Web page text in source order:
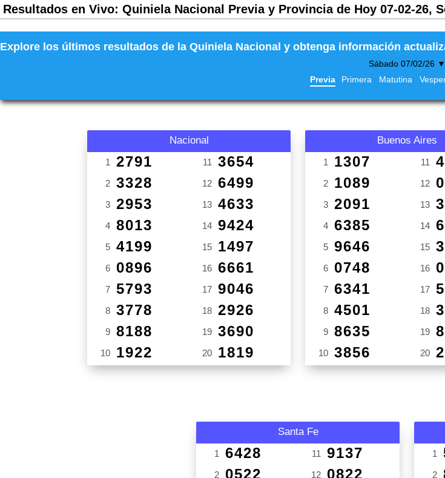
Resultados en Vivo: Quiniela Nacional Previa y Provincia de Hoy 07-02-26,
Explore los últimos resultados de la Quiniela Nacional y obtenga información
Sábado 07/02/26 ▼
Previa
Primera Matutina
Nacional
1 2791
2 3328
3 2953
4 8013
5 4199
6 0896
7 5793
8 3778
9 8188
10 1922
11 3654
12 6499
13 4633
14 9424
15 1497
16 6661
17 9046
18 2926
19 3690
20 1819
Buenos Aires
1 1307
2 1089
3 2091
4 6385
5 9646
6 0748
7 6341
8 4501
9 8635
10 3856
11
12
13
14
15
16
17
18
19
20
Santa Fe
1 6428
2 0522
11 9137
12 0822
1
2